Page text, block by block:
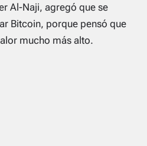
Al-Naji, agregó que se
Bitcoin, porque pensó que
mucho más alto.